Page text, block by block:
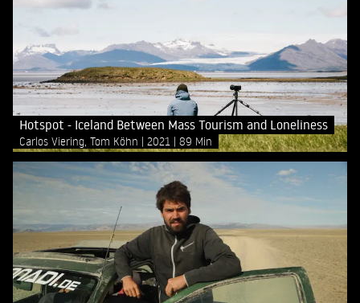
Hotspot - Iceland Between Mass Tourism and Loneliness
Carlos Viering, Tom Köhn 2021 89 Min